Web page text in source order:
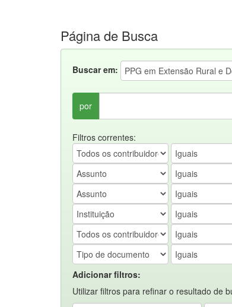
Página de Busca
Buscar em:
por
Filtros correntes:
Adicionar filtros:
Utilizar filtros para refinar o resultado de